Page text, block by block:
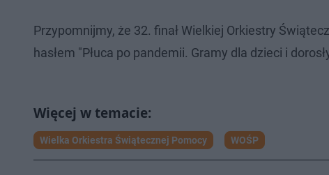
Przypomnijmy, że 32. finał Wielkiej Orkiestry
hasłem "Płuca po pandemii. Gramy dla dzieci i
Wielka Orkiestra Świątecznej Pomocy WOŚP